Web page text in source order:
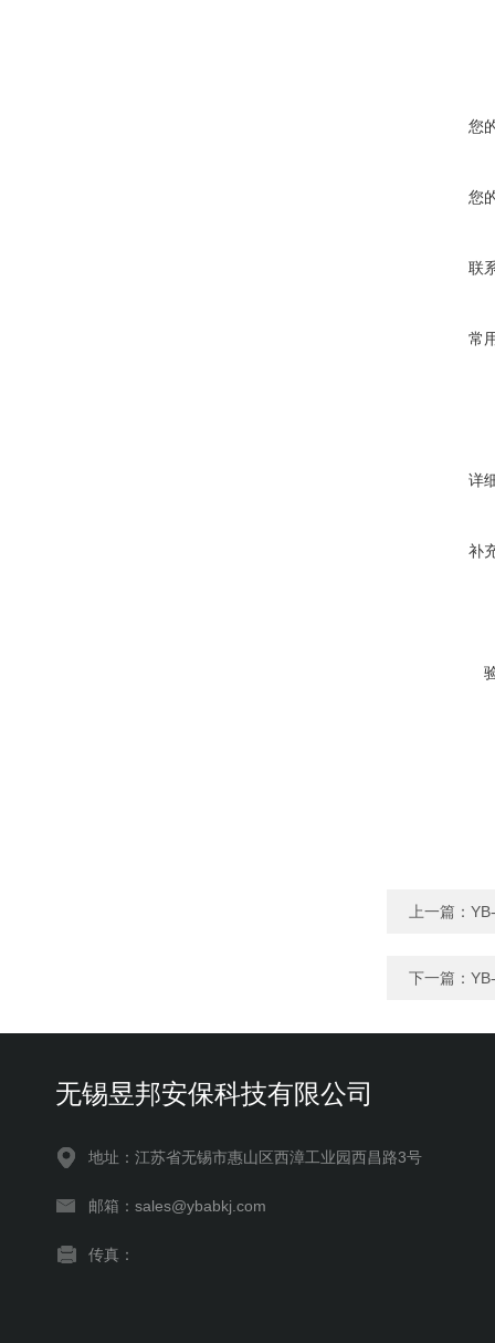
您
您
联
常
详
补
上一篇：
下一篇：
无锡昱邦安保科技有限公司
地址：江苏省无锡市惠山区西漳工业园西昌路3号
邮箱：sales@ybabkj.com
传真：